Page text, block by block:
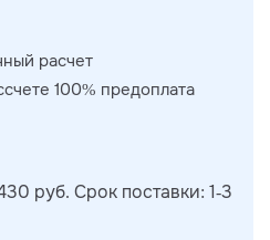
расчет
100% предоплата
руб. Срок поставки: 1-3